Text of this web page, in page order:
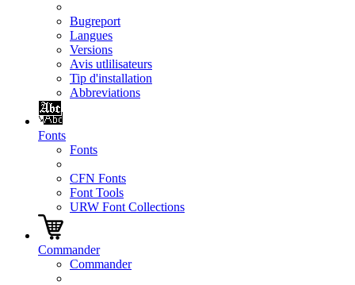
Bugreport
Langues
Versions
Avis utlilisateurs
Tip d'installation
Abbreviations
Fonts
Fonts
CFN Fonts
Font Tools
URW Font Collections
Commander
Commander